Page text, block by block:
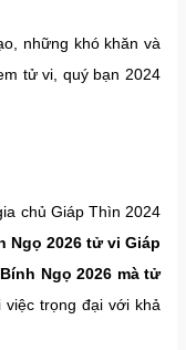
những khó khăn và
tử vi, quý bạn 2024
chủ Giáp Thìn 2024
Ngọ 2026 tử vi Giáp
Ngọ 2026 mà tử
trọng đại với khả